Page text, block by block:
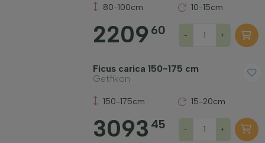
80-100cm 10-15cm
2209 60 - +
Ficus carica 150-175 cm
Getfikon
150-175cm 15-20cm
3093 45 - +